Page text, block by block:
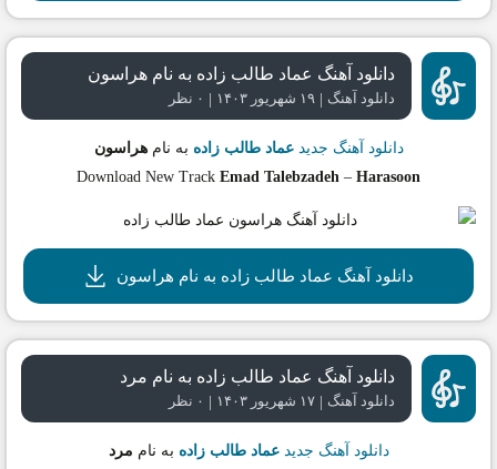
دانلود آهنگ عماد طالب زاده به نام هراسون
دانلود آهنگ | ۱۹ شهریور ۱۴۰۳ | ۰ نظر
دانلود آهنگ جدید عماد طالب زاده به نامهراسون
Download New Track Emad Talebzadeh – Harasoon
دانلود آهنگ عماد طالب زاده به نام هراسون
دانلود آهنگ عماد طالب زاده به نام مرد
دانلود آهنگ | ۱۷ شهریور ۱۴۰۳ | ۰ نظر
دانلود آهنگ جدید عماد طالب زاده به نام مرد